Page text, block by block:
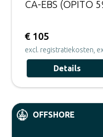
CA-EBS (OPITO
€ 105
excl. registratiekosten,
Details
OFFSHORE